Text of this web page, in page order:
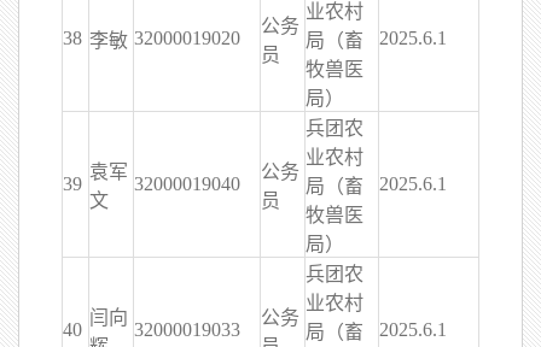
38 李敏 32000019020
公务
员
业农村
局（畜
牧兽医
局）
2025.6.1
39
袁军
文
32000019040
公务
员
兵团农
业农村
局（畜
牧兽医
局）
2025.6.1
40
闫向
32000019033
公务
兵团农
业农村
局（畜
2025.6.1